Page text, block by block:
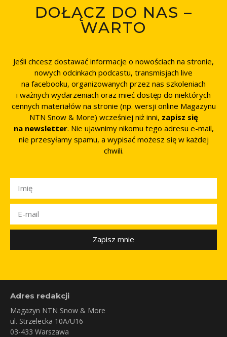
DOŁĄCZ DO NAS –
WARTO
Jeśli chcesz dostawać informacje o nowościach na stronie,
nowych odcinkach podcastu, transmisjach live
na facebooku, organizowanych przez nas szkoleniach
i ważnych wydarzeniach oraz mieć dostęp do niektórych
cennych materiałów na stronie (np. wersji online Magazynu
NTN Snow & More) wcześniej niż inni, zapisz się
na newsletter. Nie ujawnimy nikomu tego adresu e-mail,
nie przesyłamy spamu, a wypisać możesz się w każdej
chwili.
Zapisz mnie
Adres redakcji
Magazyn NTN Snow & More
ul. Strzelecka 10A/U16
03-433 Warszawa